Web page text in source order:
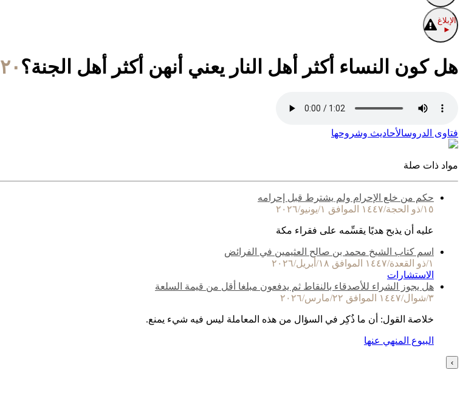
الإبلاغ
►
هل كون النساء أكثر أهل النار يعني أنهن أكثر أهل الجنة؟٢٠/جمادى الأولى/١٤٣٢ الموافق ٢٤/أبريل/٢٠١١
فتاوى الدروسالأحاديث وشروحها
مواد ذات صلة
حكم من خلع الإحرام ولم يشترط قبل إحرامه
١٥/ذو الحجة/١٤٤٧ الموافق ١/يونيو/٢٠٢٦
عليه أن يذبح هديًا يقسِّمه على فقراء مكة
اسم كتاب الشيخ محمد بن صالح العثيمين في الفرائض
١/ذو القعدة/١٤٤٧ الموافق ١٨/أبريل/٢٠٢٦
الاستشارات
هل يجوز الشراء للأصدقاء بالنقاط ثم يدفعون مبلغا أقل من قيمة السلعة
٣/شوال/١٤٤٧ الموافق ٢٢/مارس/٢٠٢٦
خلاصة القول: أن ما ذُكِر في السؤال من هذه المعاملة ليس فيه شيء يمنع.
البيوع المنهي عنها
›